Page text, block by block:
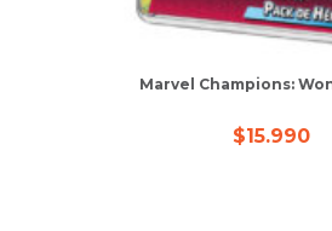
Marvel Champions:
$15.990